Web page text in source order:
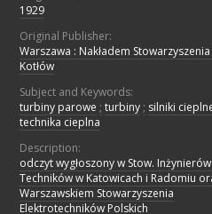
1929
Original Publisher:
Warszawa : Nakładem
Kotłów
Subject and Keywords:
turbiny parowe ; turbiny ; silniki
technika cieplna
Description:
odczyt wygłoszony w Stow.
Techników w Katowicach i Radomiu
Warszawskiem Stowarzyszenia
Elektrotechników Polskich